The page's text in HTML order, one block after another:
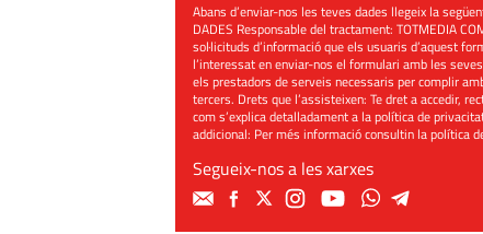
Abans d’enviar-nos les teves dades llegeix la
DADES Responsable del tractament: TOTMEDIA
sol·licituds d’informació que els usuaris d’aquest
l’interessat en enviar-nos el formulari amb les
els prestadors de serveis necessaris per complir
tercers. Drets que l’assisteixen: Te dret a accedir,
com s’explica detalladament a la política de
addicional: Per més informació consultin lapolítica
Segueix-nos a les xarxes